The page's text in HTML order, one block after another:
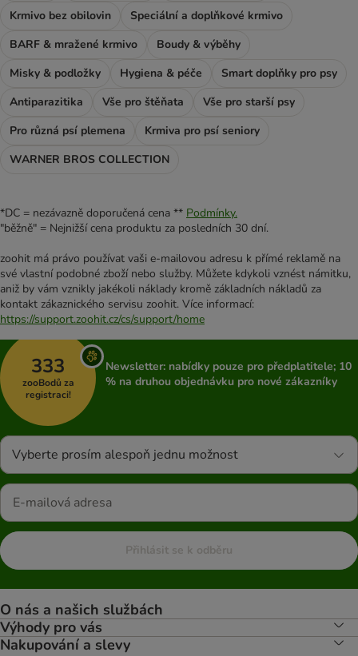
Krmivo bez obilovin
Speciální a doplňkové krmivo
BARF & mražené krmivo
Boudy & výběhy
Misky & podložky
Hygiena & péče
Smart doplňky pro psy
Antiparazitika
Vše pro štěňata
Vše pro starší psy
Pro různá psí plemena
Krmiva pro psí seniory
WARNER BROS COLLECTION
*DC = nezávazně doporučená cena ** Podmínky.
"běžně" = Nejnižší cena produktu za posledních 30 dní.
zoohit má právo používat vaši e-mailovou adresu k přímé reklamě na
své vlastní podobné zboží nebo služby. Můžete kdykoli vznést námitku,
aniž by vám vznikly jakékoli náklady kromě základních nákladů za
kontakt zákaznického servisu zoohit. Více informací:
https://support.zoohit.cz/cs/support/home
333
zooBodů za
registraci!
Newsletter: nabídky pouze pro předplatitele; 10
% na druhou objednávku pro nové zákazníky
Vyberte prosím alespoň jednu možnost
Přihlásit se k odběru
O nás a našich službách
Výhody pro vás
Nakupování a slevy